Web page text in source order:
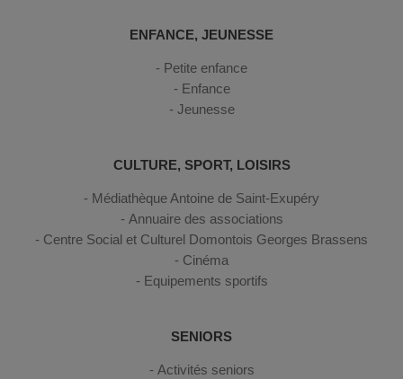
ENFANCE, JEUNESSE
Petite enfance
Enfance
Jeunesse
CULTURE, SPORT, LOISIRS
Médiathèque Antoine de Saint-Exupéry
Annuaire des associations
Centre Social et Culturel Domontois Georges Brassens
Cinéma
Equipements sportifs
SENIORS
Activités seniors